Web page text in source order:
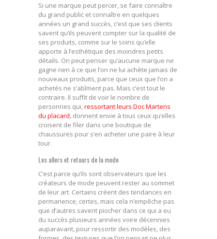
Si une marque peut percer, se faire connaître
du grand public et connaître en quelques
années un grand succès, c’est que ses clients
savent qu’ils peuvent compter sur la qualité de
ses produits, comme sur le soins qu’elle
apporte à l’esthétique des moindres petits
détails. On peut penser qu’aucune marque ne
gagne rien à ce que l’on ne lui achète jamais de
nouveaux produits, parce que ceux que l’on a
achetés ne s’abîment pas. Mais c’est tout le
contraire. Il suffit de voir le nombre de
personnes qui,ressortant leurs Doc Martens
du placard, donnent envie à tous ceux qu’elles
croisent de filer dans une boutique de
chaussures pour s’en acheter une paire à leur
tour.
Les allers et retours de la mode
C’est parce qu’ils sont observateurs que les
créateurs de mode peuvent rester au sommet
de leur art. Certains créent des tendances en
permanence, certes, mais cela n’empêche pas
que d’autres savent piocher dans ce qui a eu
du succès plusieurs années voire décennies
auparavant, pour ressortir des modèles, des